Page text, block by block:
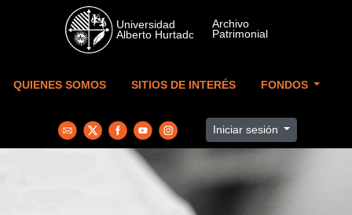
Skip to main content
QUIENES SOMOS SITIOS DE INTERÉS FONDOS
Iniciar sesión